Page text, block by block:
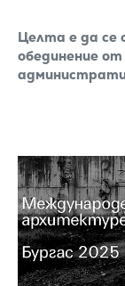
Целта е да се
обединение